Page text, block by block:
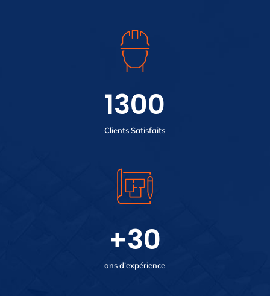
1300
Clients Satisfaits
+30
ans d’expérience